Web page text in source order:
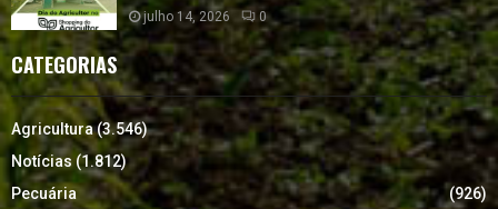
julho 14, 2026 0
CATEGORIAS
Agricultura(3.546)
Notícias (1.812)
Pecuária
(926)